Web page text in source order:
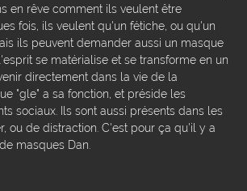
en rêve comment ils veulent être
fois, ils veulent qu'un fétiche, ou qu'un
ils peuvent demander aussi un masque
se matérialise et se transforme en un
directement dans la vie de la
"gle" a sa fonction, et préside les
sociaux. Ils sont aussi présents dans les
ou de distraction. C'est pour ça qu'il y a
masques Dan.